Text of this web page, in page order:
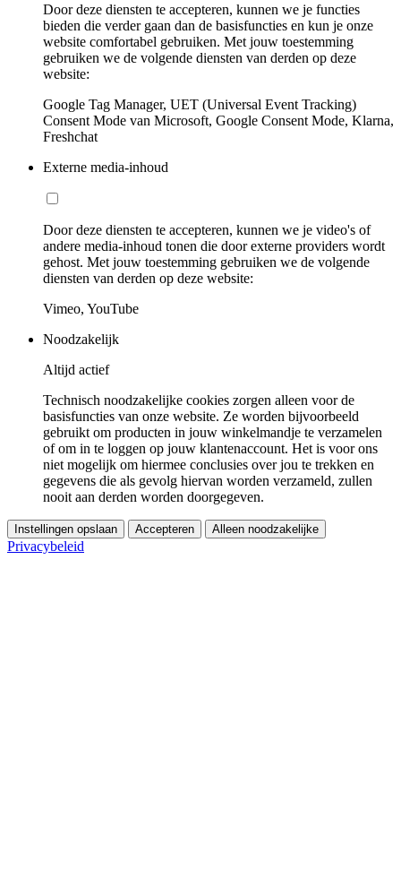
Door deze diensten te accepteren, kunnen we je functies
bieden die verder gaan dan de basisfuncties en kun je onze
website comfortabel gebruiken. Met jouw toestemming
gebruiken we de volgende diensten van derden op deze
website:
Google Tag Manager, UET (Universal Event Tracking)
Consent Mode van Microsoft, Google Consent Mode, Klarna,
Freshchat
Externe media-inhoud
Door deze diensten te accepteren, kunnen we je video's of
andere media-inhoud tonen die door externe providers wordt
gehost. Met jouw toestemming gebruiken we de volgende
diensten van derden op deze website:
Vimeo, YouTube
Noodzakelijk
Altijd actief
Technisch noodzakelijke cookies zorgen alleen voor de
basisfuncties van onze website. Ze worden bijvoorbeeld
gebruikt om producten in jouw winkelmandje te verzamelen
of om in te loggen op jouw klantenaccount. Het is voor ons
niet mogelijk om hiermee conclusies over jou te trekken en
gegevens die als gevolg hiervan worden verzameld, zullen
nooit aan derden worden doorgegeven.
Instellingen opslaan Accepteren Alleen noodzakelijke
Privacybeleid